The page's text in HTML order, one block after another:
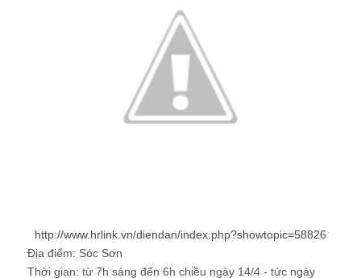
http://www.hrlink.vn/diendan/index.php?showtopic=58826
Địa điểm: Sóc Sơn
Thời gian: từ 7h sáng đến 6h chiều ngày 14/4 - tức ngày